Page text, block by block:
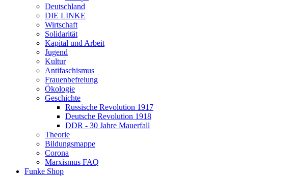
Deutschland
DIE LINKE
Wirtschaft
Solidarität
Kapital und Arbeit
Jugend
Kultur
Antifaschismus
Frauenbefreiung
Ökologie
Geschichte
Russische Revolution 1917
Deutsche Revolution 1918
DDR - 30 Jahre Mauerfall
Theorie
Bildungsmappe
Corona
Marxismus FAQ
Funke Shop